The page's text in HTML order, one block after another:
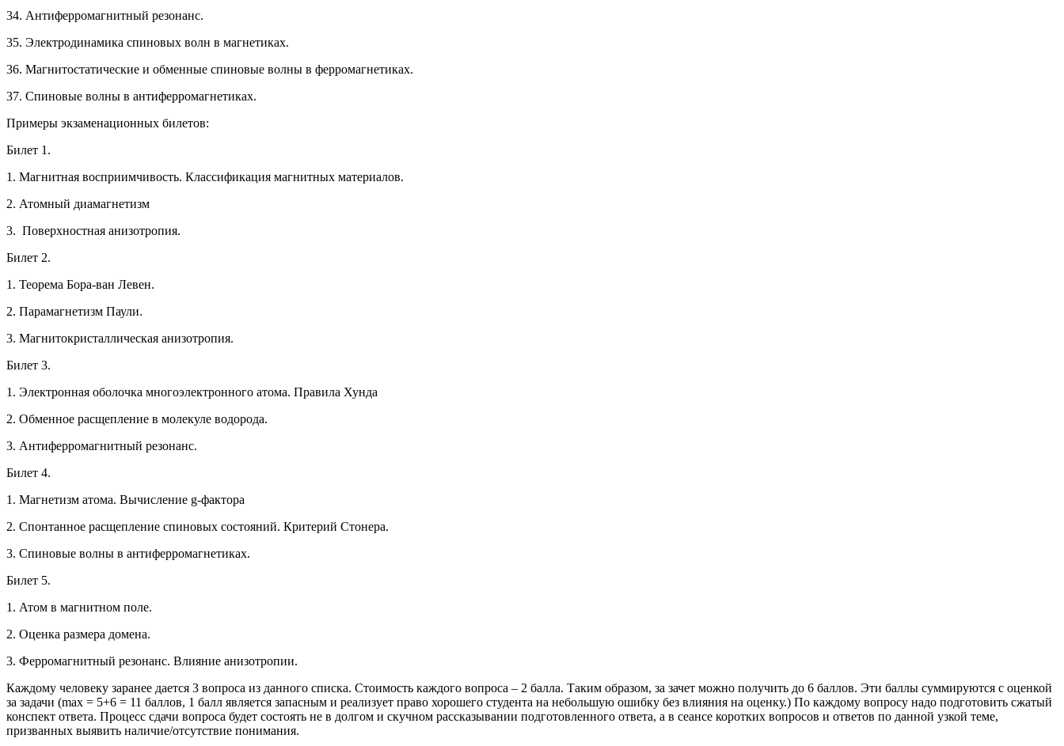
34. Антиферромагнитный резонанс.
35. Электродинамика спиновых волн в магнетиках.
36. Магнитостатические и обменные спиновые волны в ферромагнетиках.
37. Спиновые волны в антиферромагнетиках.
Примеры экзаменационных билетов:
Билет 1.
1. Магнитная восприимчивость. Классификация магнитных материалов.
2. Атомный диамагнетизм
3. Поверхностная анизотропия.
Билет 2.
1. Теорема Бора-ван Левен.
2. Парамагнетизм Паули.
3. Магнитокристаллическая анизотропия.
Билет 3.
1. Электронная оболочка многоэлектронного атома. Правила Хунда
2. Обменное расщепление в молекуле водорода.
3. Антиферромагнитный резонанс.
Билет 4.
1. Магнетизм атома. Вычисление g-фактора
2. Спонтанное расщепление спиновых состояний. Критерий Стонера.
3. Спиновые волны в антиферромагнетиках.
Билет 5.
1. Атом в магнитном поле.
2. Оценка размера домена.
3. Ферромагнитный резонанс. Влияние анизотропии.
Каждому человеку заранее дается 3 вопроса из данного списка. Стоимость каждого вопроса – 2 балла. Таким образом, за зачет можно получить до 6 баллов. Эти баллы суммируются с оценкой
за задачи (max = 5+6 = 11 баллов, 1 балл является запасным и реализует право хорошего студента на небольшую ошибку без влияния на оценку.) По каждому вопросу надо подготовить сжатый
конспект ответа. Процесс сдачи вопроса будет состоять не в долгом и скучном рассказывании подготовленного ответа, а в сеансе коротких вопросов и ответов по данной узкой теме,
призванных выявить наличие/отсутствие понимания.